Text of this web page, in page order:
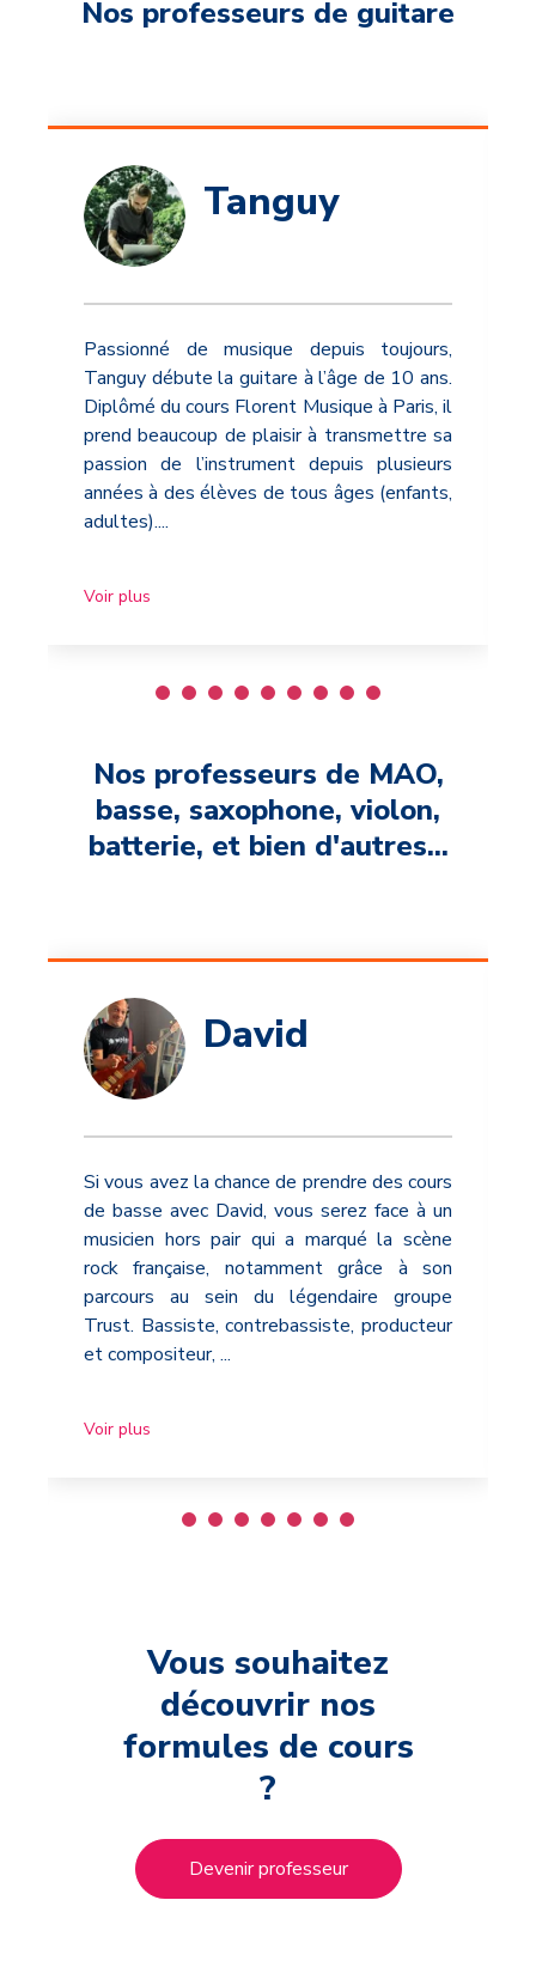
Nos professeurs de guitare
Tanguy
Passionné de musique depuis toujours,
Tanguy débute la guitare à l’âge de 10 ans.
Diplômé du cours Florent Musique à Paris, il
prend beaucoup de plaisir à transmettre sa
passion de l’instrument depuis plusieurs
années à des élèves de tous âges (enfants,
adultes)....
Voir plus
Nos professeurs de MAO,
basse, saxophone, violon,
batterie, et bien d'autres...
David
Si vous avez la chance de prendre des cours
de basse avec David, vous serez face à un
musicien hors pair qui a marqué la scène
rock française, notamment grâce à son
parcours au sein du légendaire groupe
Trust. Bassiste, contrebassiste, producteur
et compositeur, ...
Voir plus
Vous souhaitez
découvrir nos
formules de cours
?
Devenir professeur